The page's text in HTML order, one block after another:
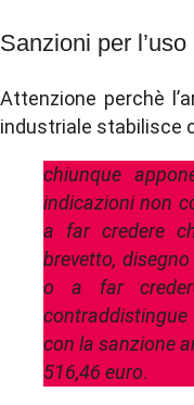
Sanzioni per
Attenzione perchè
industriale stabilisce
chiunque
indicazioni non
a far credere
brevetto,
o a far
con la sanzione
516,46 euro.